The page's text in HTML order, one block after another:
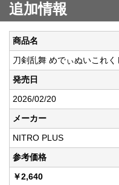
追加情報
商品名
刀剣乱舞 めでぃぬいこれ
発売日
2026/02/20
メーカー
NITRO PLUS
参考価格
￥2,640